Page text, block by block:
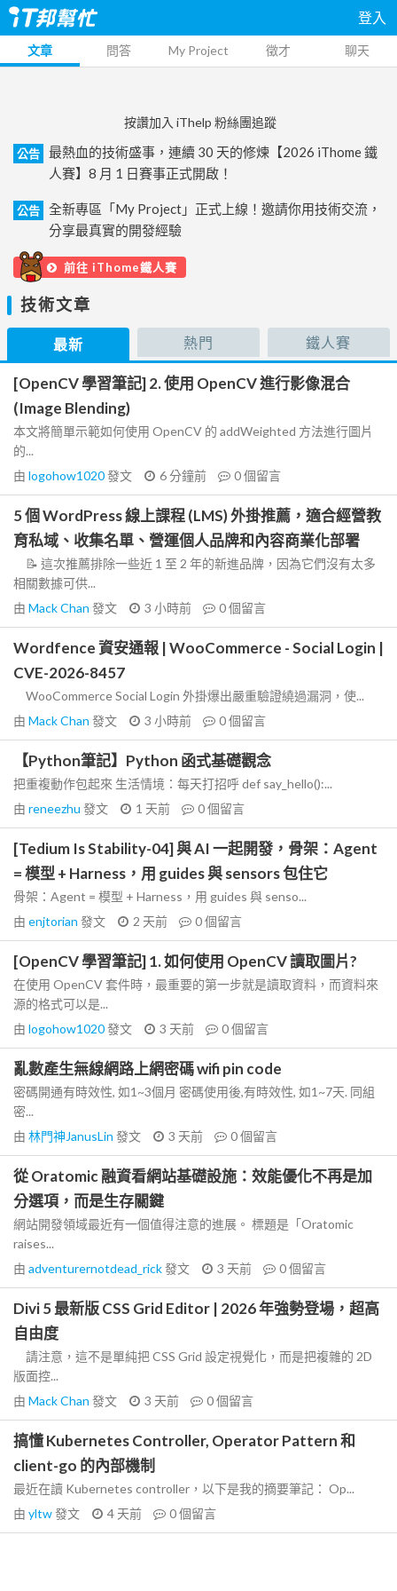
登入
文章 問答 My Project 徵才 聊天
按讚加入 iThelp 粉絲團追蹤
公告
最熱血的技術盛事，連續 30 天的修煉【2026 iThome 鐵
人賽】8 月 1 日賽事正式開啟！
公告
全新專區「My Project」正式上線！邀請你用技術交流，
分享最真實的開發經驗
前往 iThome鐵人賽
技術文章
最新 熱門 鐵人賽
[OpenCV 學習筆記] 2. 使用 OpenCV 進行影像混合
(Image Blending)
本文將簡單示範如何使用 OpenCV 的 addWeighted 方法進行圖片
的...
由 logohow1020發文 6 分鐘前 0個留言
5 個 WordPress 線上課程 (LMS) 外掛推薦，適合經營教
育私域、收集名單、營運個人品牌和內容商業化部署
📝 這次推薦排除一些近 1 至 2 年的新進品牌，因為它們沒有太多
相關數據可供...
由 Mack Chan 發文 3 小時前 0個留言
Wordfence 資安通報 | WooCommerce - Social Login |
CVE-2026-8457
WooCommerce Social Login 外掛爆出嚴重驗證繞過漏洞，使...
由 Mack Chan 發文 3 小時前 0個留言
【Python筆記】Python 函式基礎觀念
把重複動作包起來 生活情境：每天打招呼 def say_hello():...
由 reneezhu 發文 1 天前 0個留言
[Tedium Is Stability-04] 與 AI 一起開發，骨架：Agent
= 模型 + Harness，用 guides 與 sensors 包住它
骨架：Agent = 模型 + Harness，用 guides 與 senso...
由 enjtorian 發文 2 天前 0個留言
[OpenCV 學習筆記] 1. 如何使用 OpenCV 讀取圖片?
在使用 OpenCV 套件時，最重要的第一步就是讀取資料，而資料來
源的格式可以是...
由 logohow1020發文 3 天前 0個留言
亂數產生無線網路上網密碼 wifi pin code
密碼開通有時效性, 如1~3個月 密碼使用後,有時效性, 如1~7天. 同組
密...
由 林門神JanusLin 發文 3 天前 0個留言
從 Oratomic 融資看網站基礎設施：效能優化不再是加
分選項，而是生存關鍵
網站開發領域最近有一個值得注意的進展。 標題是「Oratomic
raises...
由 adventurernotdead_rick發文 3 天前 0個留言
Divi 5 最新版 CSS Grid Editor | 2026 年強勢登場，超高
自由度
請注意，這不是單純把 CSS Grid 設定視覺化，而是把複雜的 2D
版面控...
由 Mack Chan 發文 3 天前 0個留言
搞懂 Kubernetes Controller, Operator Pattern 和
client-go 的內部機制
最近在讀 Kubernetes controller，以下是我的摘要筆記： Op...
由 yltw發文 4 天前 0個留言